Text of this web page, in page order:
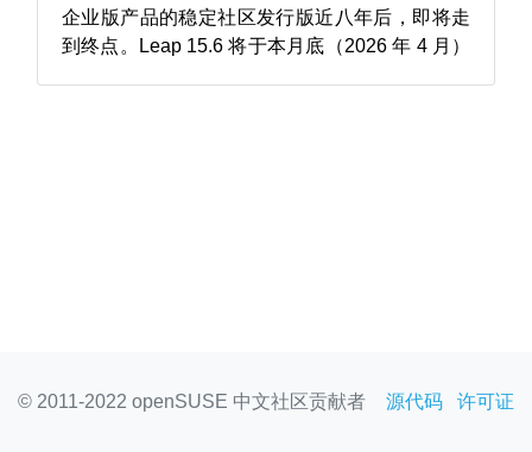
企业版产品的稳定社区发行版近八年后，即将走
到终点。Leap 15.6 将于本月底（2026 年 4 月）
© 2011-2022 openSUSE 中文社区贡献者 源代码 许可证